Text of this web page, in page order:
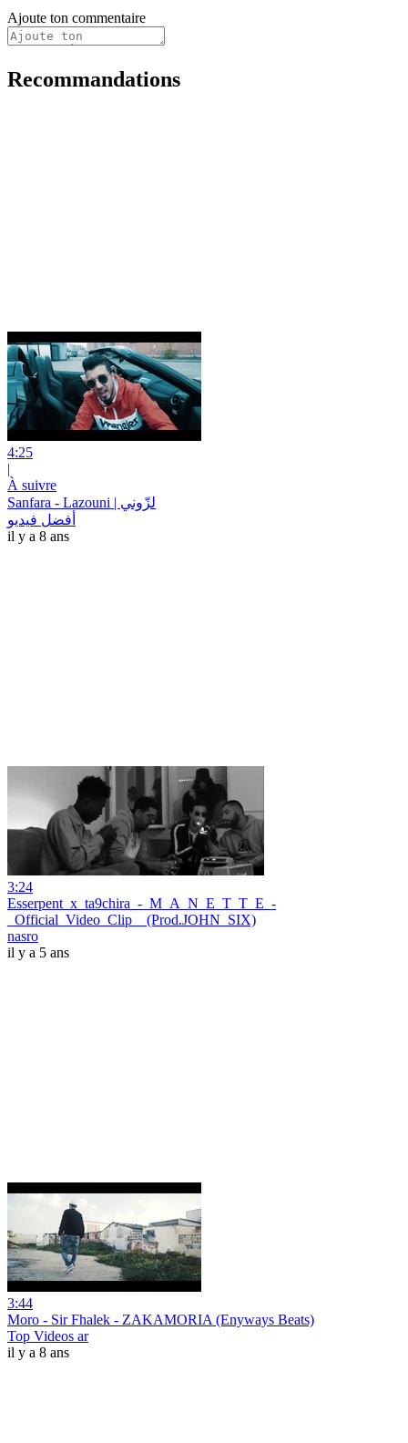
Ajoute ton commentaire
Recommandations
4:25
|
À suivre
Sanfara - Lazouni | لزّوني
أفضل فيديو
il y a 8 ans
3:24
Esserpent_x_ta9chira_-_M_A_N_E_T_T_E_-
_Official_Video_Clip__(Prod.JOHN_SIX)
nasro
il y a 5 ans
3:44
Moro - Sir Fhalek - ZAKAMORIA (Enyways Beats)
Top Videos ar
il y a 8 ans